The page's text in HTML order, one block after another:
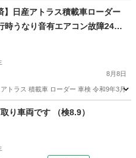
ト】日産アトラス積載車ローダー
時うなり音有エアコン故障24万
ｇ車検令和9年3月31日迄自動車
8月8日
トラス 積載車 ローダー 車検 令和9年3月
り車両です （検8.9）